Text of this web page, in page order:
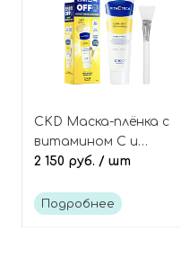
CKD Маска-плёнка с
витамином С и
ниацинамидом (с
нанесения), Vita C Teca
2 150 руб. / шт
Подробнее